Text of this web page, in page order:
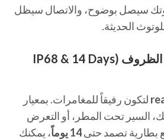
سيصل بوضوح، والاتصال سيظل
الحديثة.
3. صمود في أقسى الظروف (IP68 & 14 Days
لتكون رفيقاً للمغامرات. بمعيار
السير تحت المطر، أو التعرض
بطارية تصمد حتى14 يوماً
، يمكنك